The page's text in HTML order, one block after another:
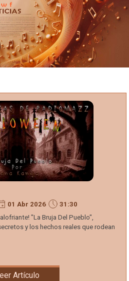
01 Abr 2026
31:30
"La Bruja Del Pueblo",
y los hechos reales que rodean
Artículo